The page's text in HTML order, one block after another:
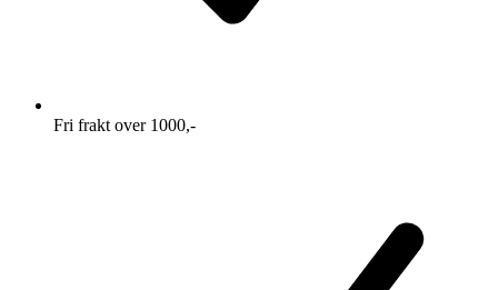
Fri frakt over 1000,-